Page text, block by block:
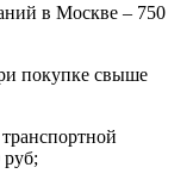
в Москве – 750
покупке свыше